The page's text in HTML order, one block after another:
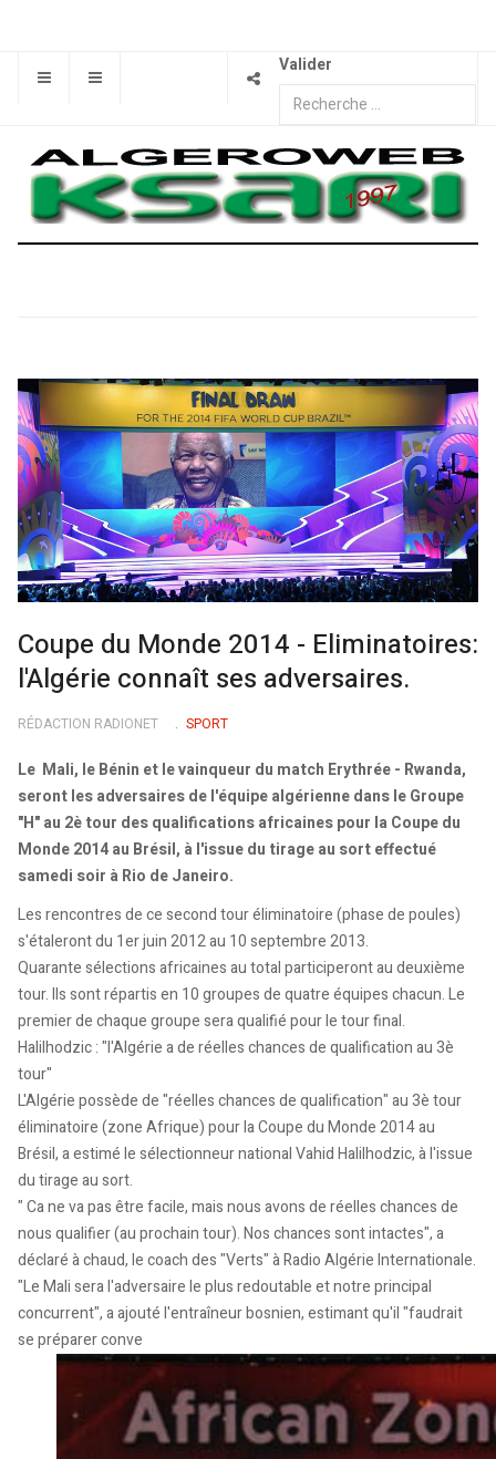
Valider
Coupe du Monde 2014 - Eliminatoires:
l'Algérie connaît ses adversaires.
RÉDACTION RADIONET SPORT
Le Mali, le Bénin et le vainqueur du match Erythrée - Rwanda,
seront les adversaires de l'équipe algérienne dans le Groupe
"H" au 2è tour des qualifications africaines pour la Coupe du
Monde 2014 au Brésil, à l'issue du tirage au sort effectué
samedi soir à Rio de Janeiro.
Les rencontres de ce second tour éliminatoire (phase de poules)
s'étaleront du 1er juin 2012 au 10 septembre 2013.
Quarante sélections africaines au total participeront au deuxième
tour. Ils sont répartis en 10 groupes de quatre équipes chacun. Le
premier de chaque groupe sera qualifié pour le tour final.
Halilhodzic : "l'Algérie a de réelles chances de qualification au 3è
tour"
L'Algérie possède de "réelles chances de qualification" au 3è tour
éliminatoire (zone Afrique) pour la Coupe du Monde 2014 au
Brésil, a estimé le sélectionneur national Vahid Halilhodzic, à l'issue
du tirage au sort.
" Ca ne va pas être facile, mais nous avons de réelles chances de
nous qualifier (au prochain tour). Nos chances sont intactes", a
déclaré à chaud, le coach des "Verts" à Radio Algérie Internationale.
"Le Mali sera l'adversaire le plus redoutable et notre principal
concurrent", a ajouté l'entraîneur bosnien, estimant qu'il "faudrait
se préparer conve